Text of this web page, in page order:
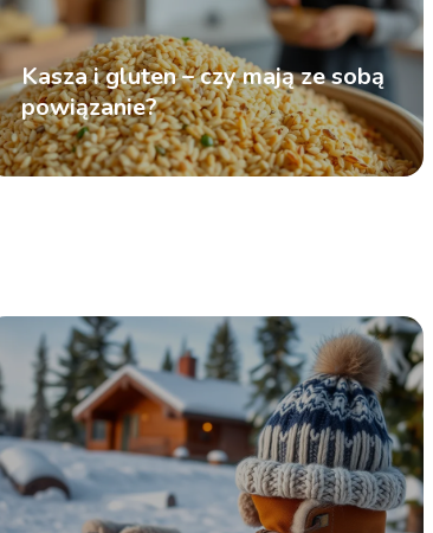
Kasza i gluten – czy mają ze sobą
powiązanie?